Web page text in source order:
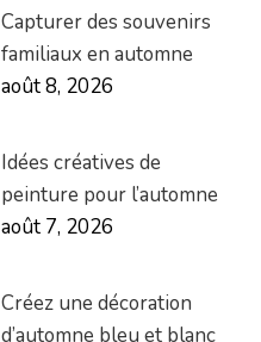
Capturer des souvenirs
familiaux en automne
août 8, 2026
Idées créatives de
peinture pour l’automne
août 7, 2026
Créez une décoration
d’automne bleu et blanc